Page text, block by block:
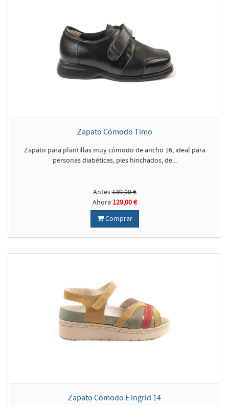
Zapato Cómodo Timo
Zapato para plantillas muy cómodo de ancho 16, ideal para
personas diabéticas, pies hinchados, de...
Antes139,00 €
Ahora 129,00 €
Comprar
Zapato Cómodo E Ingrid 14